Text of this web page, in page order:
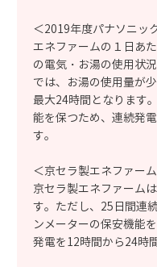
＜2019年度パナソニッ
エネファームの１日あ
の電気・お湯の使用状
では、お湯の使用量が
最大24時間となります
能を保つため、連続発
す。
＜京セラ製エネファー
京セラ製エネファーム
す。ただし、25日間連
ンメーターの保安機能
発電を12時間から24時